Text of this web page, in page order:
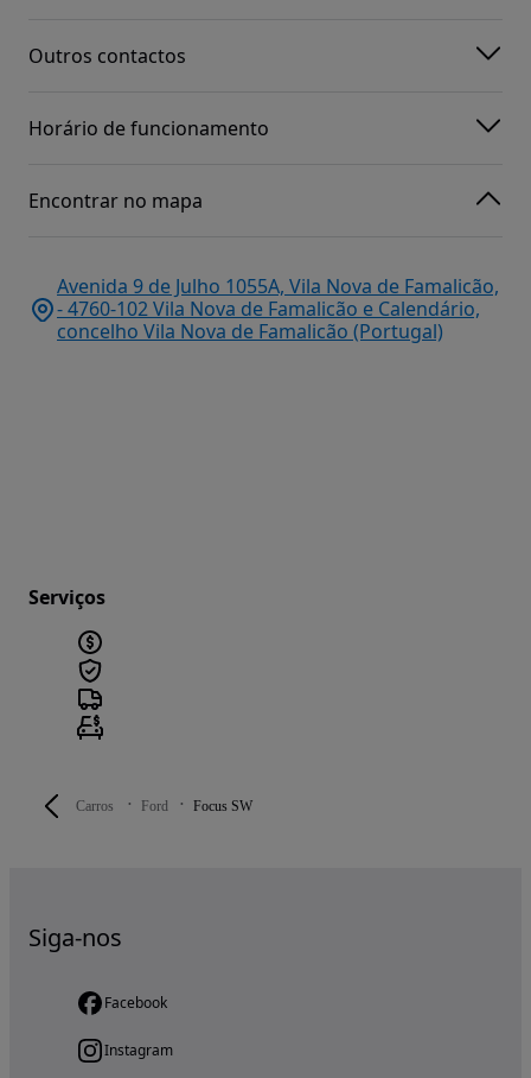
Carros Ford Focus SW
Outros contactos
Horário de funcionamento
Encontrar no mapa
Avenida 9 de Julho 1055A, Vila Nova de Famalicão,
- 4760-102 Vila Nova de Famalicão e Calendário,
concelho Vila Nova de Famalicão (Portugal)
Serviços
Siga-nos
Facebook
Instagram